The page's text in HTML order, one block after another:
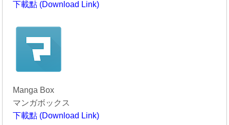
下載點 (Download Link)
Manga Box
マンガボックス
下載點 (Download Link)